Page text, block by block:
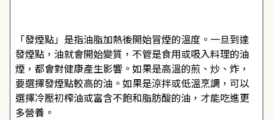
「發煙點」是指油脂加熱後開始冒煙的溫度。一旦到達
發煙點，油就會開始變質，不管是食用或吸入料理的油
煙，都會對健康產生影響。如果是高溫的煎、炒、炸，
要選擇發煙點較高的油。如果是涼拌或低溫烹調，可以
選擇冷壓初榨油或富含不飽和脂肪酸的油，才能吃進更
多營養。